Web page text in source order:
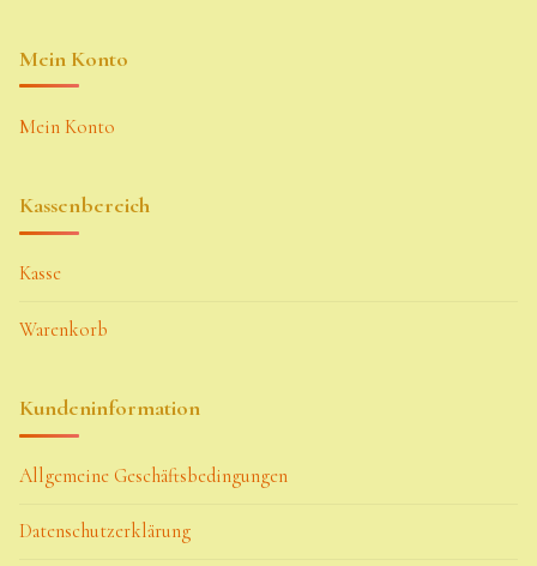
Mein Konto
Mein Konto
Kassenbereich
Kasse
Warenkorb
Kundeninformation
Allgemeine Geschäftsbedingungen
Datenschutzerklärung